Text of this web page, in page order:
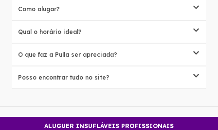
Como alugar?
Qual o horário ideal?
O que faz a Pulla ser apreciada?
Posso encontrar tudo no site?
ALUGUER INSUFLÁVEIS PROFISSIONAIS